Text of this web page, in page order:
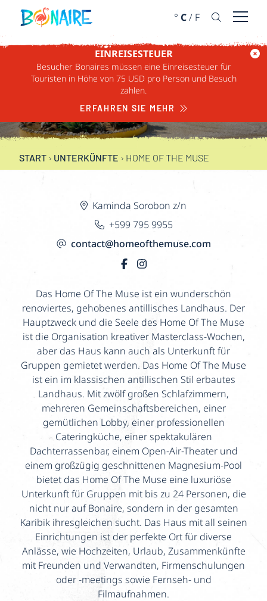
WEITER ZUM INHALT
° C/ F Menü
EINREISESTEUER
Besucher Bonaires müssen eine Einreisesteuer für
Touristen in Höhe von 75 USD pro Person und Besuch
zahlen.
ERFAHREN SIE MEHR
HOME OF THE MUSE
START › UNTERKÜNFTE › HOME OF THE MUSE
Kaminda Sorobon z/n
+599 795 9955
contact@homeofthemuse.com
Das Home Of The Muse ist ein wunderschön
renoviertes, gehobenes antillisches Landhaus. Der
Hauptzweck und die Seele des Home Of The Muse
ist die Organisation kreativer Masterclass-Wochen,
aber das Haus kann auch als Unterkunft für
Gruppen gemietet werden. Das Home Of The Muse
ist ein im klassischen antillischen Stil erbautes
Landhaus. Mit zwölf großen Schlafzimmern,
mehreren Gemeinschaftsbereichen, einer
gemütlichen Lobby, einer professionellen
Cateringküche, einer spektakulären
Dachterrassenbar, einem Open-Air-Theater und
einem großzügig geschnittenen Magnesium-Pool
bietet das Home Of The Muse eine luxuriöse
Unterkunft für Gruppen mit bis zu 24 Personen, die
nicht nur auf Bonaire, sondern in der gesamten
Karibik ihresgleichen sucht. Das Haus mit all seinen
Einrichtungen ist der perfekte Ort für diverse
Anlässe, wie Hochzeiten, Urlaub, Zusammenkünfte
mit Freunden und Verwandten, Firmenschulungen
oder -meetings sowie Fernseh- und
Filmaufnahmen.